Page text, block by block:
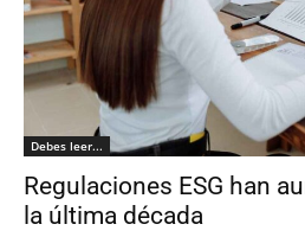
Debes leer...
Regulaciones ESG han
la última década